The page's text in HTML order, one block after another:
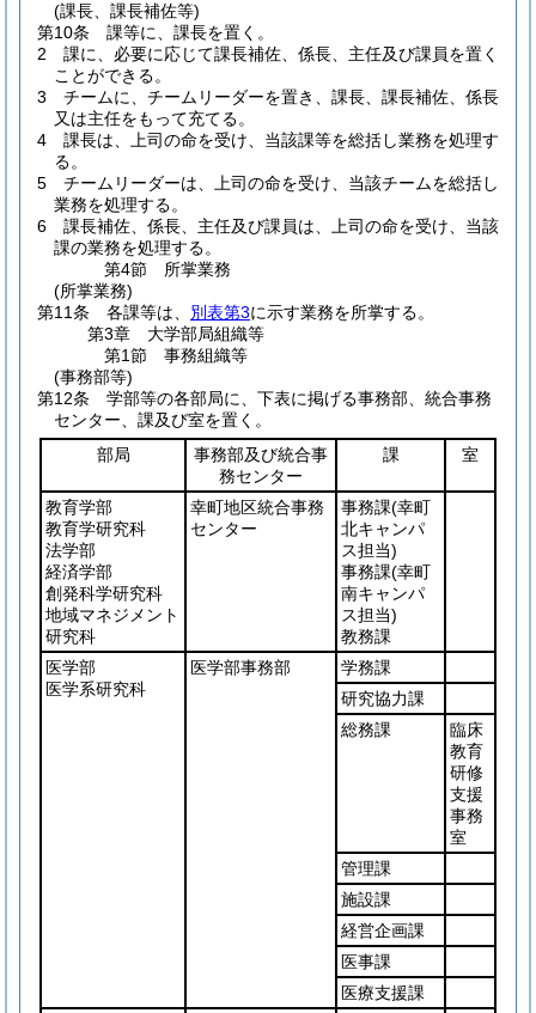
(課長、課長補佐等)
第10条
課等に、課長を置く。
2
課に、必要に応じて課長補佐、係長、主任及び課員を置く
ことができる。
3
チームに、チームリーダーを置き、課長、課長補佐、係長
又は主任をもって充てる。
4
課長は、上司の命を受け、当該課等を総括し業務を処理す
る。
5
チームリーダーは、上司の命を受け、当該チームを総括し
業務を処理する。
6
課長補佐、係長、主任及び課員は、上司の命を受け、当該
課の業務を処理する。
第4節
所掌業務
(所掌業務)
第11条
各課等は、 別表第3に示す業務を所掌する。
第3章
大学部局組織等
第1節
事務組織等
(事務部等)
第12条
学部等の各部局に、下表に掲げる事務部、統合事務
センター、課及び室を置く。
部局
事務部及び統合事
務センター
課 室
教育学部
教育学研究科
法学部
経済学部
創発科学研究科
地域マネジメント
研究科
幸町地区統合事務
センター
事務課(幸町
北キャンパ
ス担当)
事務課(幸町
南キャンパ
ス担当)
教務課
医学部
医学系研究科
医学部事務部
学務課
研究協力課
総務課
臨床
教育
研修
支援
事務
室
管理課
施設課
経営企画課
医事課
医療支援課